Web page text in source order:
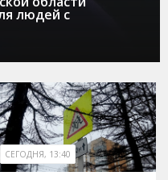
людей с
СЕГОДНЯ, 13:40